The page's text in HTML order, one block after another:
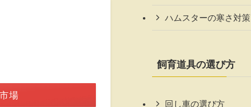
場
ハムスターの寒さ対策
飼育道具の選び方
回し車の選び方